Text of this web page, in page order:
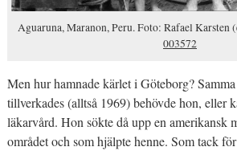
Aguaruna, Maranon, Peru. Foto: Rafael Karsten
003572
Men hur hamnade kärlet i Göteborg?
tillverkades (alltså 1969) behövde hon, eller
läkarvård. Hon sökte då upp en amerikansk
området och som hjälpte henne. Som tack